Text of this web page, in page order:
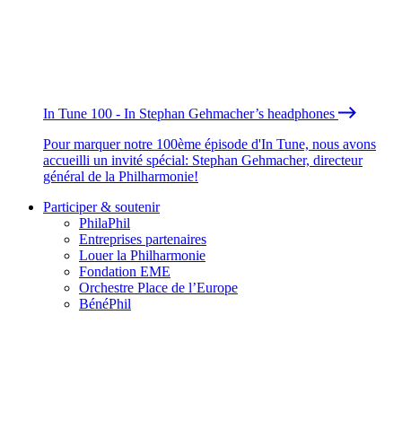
In Tune 100 - In Stephan Gehmacher’s headphones
Pour marquer notre 100ème épisode d'In Tune, nous avons
accueilli un invité spécial: Stephan Gehmacher, directeur
général de la Philharmonie!
Participer & soutenir
PhilaPhil
Entreprises partenaires
Louer la Philharmonie
Fondation EME
Orchestre Place de l’Europe
BénéPhil